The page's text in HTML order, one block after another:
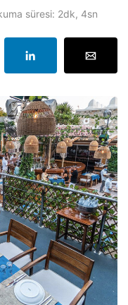
süresi: 2dk, 4sn